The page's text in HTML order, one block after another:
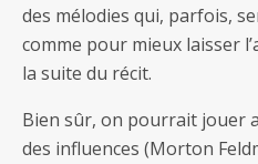
des mélodies qui, parfois,
comme pour mieux laisser
la suite du récit.
Bien sûr, on pourrait jouer
des influences (Morton